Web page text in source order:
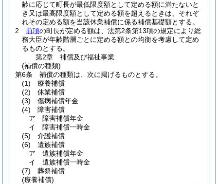
齢に応じて町長が最低限度額として定める額に満たないと
き又は最高限度額として定める額を超えるときは、それぞ
れその定める額を当該休業補償に係る補償基礎額とする。
2
前項の町長が定める額は、法第2条第13項の規定により総
務大臣が年齢階層ごとに定める額との均衡を考慮して定め
るものとする。
第2章
補償及び福祉事業
(補償の種類)
第6条
補償の種類は、次に掲げるものとする。
(1)
療養補償
(2)
休業補償
(3)
傷病補償年金
(4)
障害補償
ア
障害補償年金
イ
障害補償一時金
(5)
介護補償
(6)
遺族補償
ア
遺族補償年金
イ
遺族補償一時金
(7)
葬祭補償
(療養補償)